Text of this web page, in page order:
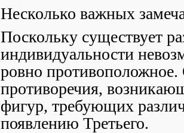
Несколько важных
Поскольку существует
индивидуальности
ровно
противоречия,
фигур, требующих
появлению Третьего.